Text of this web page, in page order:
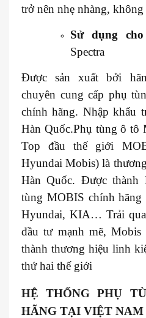
trở nên nhẹ nhàng,
Sử dụng
Spectra
Được sản xuất bởi
chuyên cung cấp phụ
chính hãng. Nhập khẩu
Hàn Quốc.Phụ tùng ô tô
Top đầu thế giới
Hyundai Mobis) là
Hàn Quốc. Được thành
tùng MOBIS chính
Hyundai, KIA… Trải
đầu tư mạnh mẽ,
thành thương hiệu linh
thứ hai thế giới
HỆ THỐNG PHỤ
HÃNG TẠI VIỆT NAM